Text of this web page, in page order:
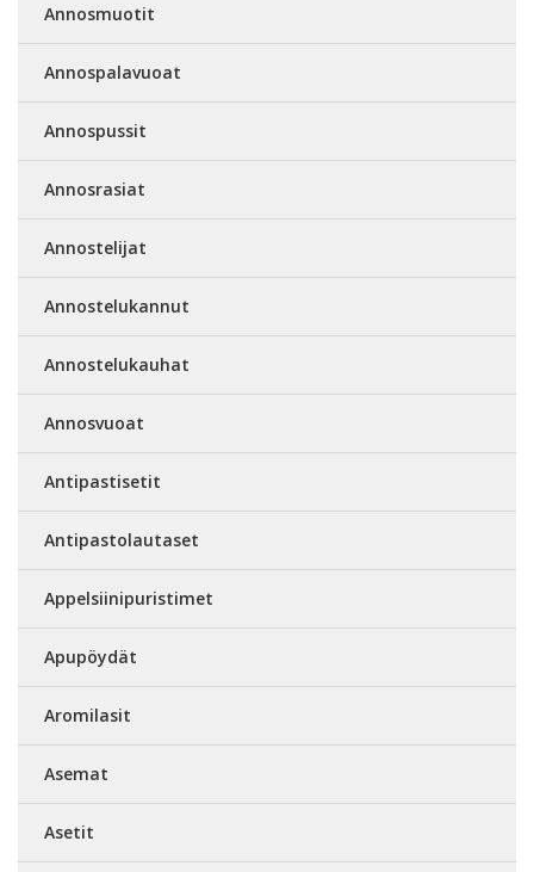
Annosmuotit
Annospalavuoat
Annospussit
Annosrasiat
Annostelijat
Annostelukannut
Annostelukauhat
Annosvuoat
Antipastisetit
Antipastolautaset
Appelsiinipuristimet
Apupöydät
Aromilasit
Asemat
Asetit